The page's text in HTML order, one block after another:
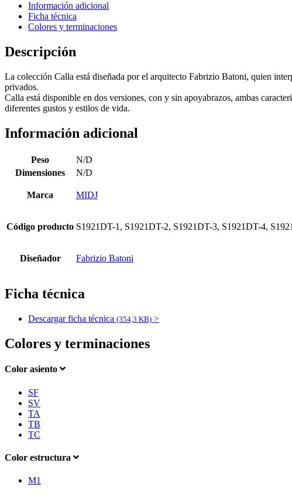
Información adicional
Ficha técnica
Colores y terminaciones
Descripción
La colección Calla está diseñada por el arquitecto Fabrizio Batoni, quien
privados.
Calla está disponible en dos versiones, con y sin apoyabrazos, ambas
diferentes gustos y estilos de vida.
Información adicional
Peso
N/D
Dimensiones
N/D
Marca MIDJ
Código producto S1921DT-1, S1921DT-2, S1921DT-3, S1921DT-4,
Diseñador Fabrizio Batoni
Ficha técnica
Descargar ficha técnica (354,3 KB) >
Colores y terminaciones
Color asiento
SF
SV
TA
TB
TC
Color estructura
M1